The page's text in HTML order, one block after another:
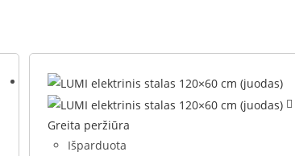
Greita peržiūra
Išparduota